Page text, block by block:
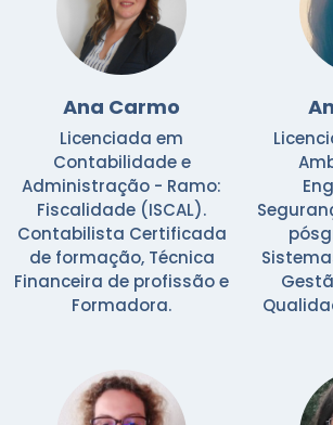
Ana Carmo
Licenciada em
Contabilidade e
Administração - Ramo:
Fiscalidade (ISCAL).
Contabilista Certificada
de formação, Técnica
Financeira de profissão e
Formadora.